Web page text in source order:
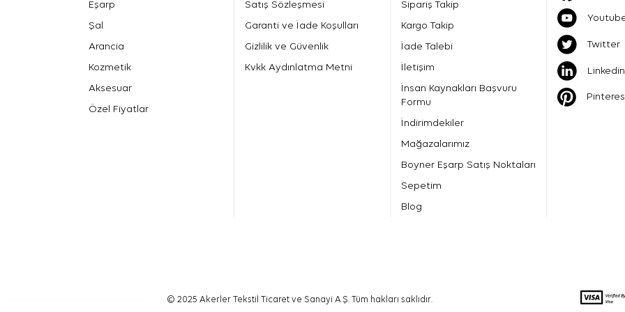
Eşarp
Şal
Arancia
Kozmetik
Aksesuar
Özel Fiyatlar
Satış Sözleşmesi
Garanti ve İade Koşulları
Gizlilik ve Güvenlik
Kvkk Aydınlatma Metni
Sipariş Takip
Kargo Takip
İade Talebi
İletişim
İnsan Kaynakları Başvuru
Formu
İndirimdekiler
Mağazalarımız
Boyner Eşarp Satış Noktaları
Sepetim
Blog
Twitter
Linkedin
© 2025 Akerler Tekstil Ticaret ve Sanayi A.Ş. Tüm hakları saklıdır.